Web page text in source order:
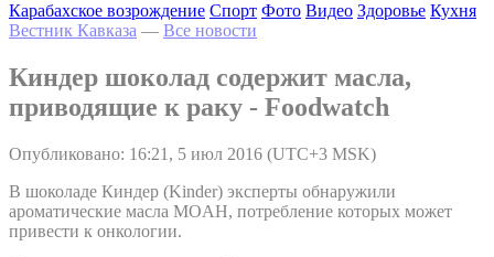
Карабахское возрождение Спорт Фото Видео Здоровье Кухня
Вестник Кавказа — Все новости
Киндер шоколад содержит масла,
приводящие к раку - Foodwatch
Опубликовано: 16:21, 5 июл 2016 (UTC+3 MSK)
В шоколаде Киндер (Kinder) эксперты обнаружили
ароматические масла MOAH, потребление которых может
привести к онкологии.